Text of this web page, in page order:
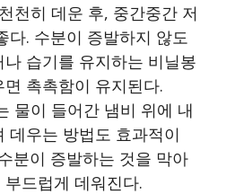
천히 데운 후, 중간중간 저
다. 수분이 증발하지 않도
습기를 유지하는 비닐봉
촉촉함이 유지된다.
물이 들어간 냄비 위에 내
데우는 방법도 효과적이
분이 증발하는 것을 막아
드럽게 데워진다.